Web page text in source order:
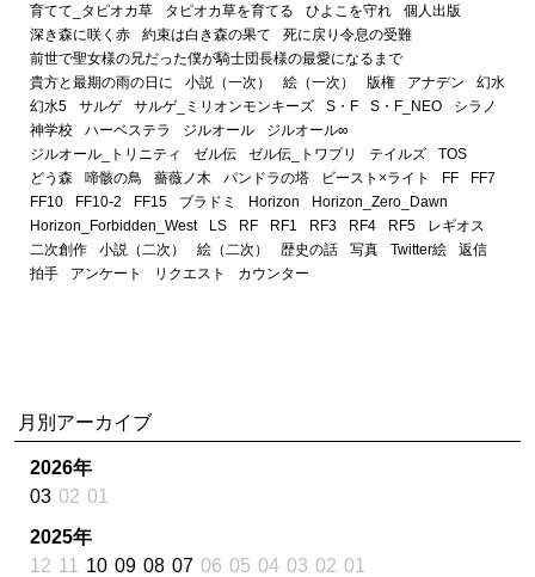
育てて_タピオカ草
タピオカ草を育てる ひよこを守れ
個人出版
深き森に咲く赤
約束は白き森の果て
死に戻り令息の受難
前世で聖女様の兄だった僕が騎士団長様の最愛になるまで
貴方と最期の雨の日に
小説（一次） 絵（一次） 版権 アナデン
幻水
幻水5
サルゲ サルゲ_ミリオンモンキーズ S・F S・F_NEO
シラノ
神学校
ハーベステラ ジルオール
ジルオール∞
ジルオール_トリニティ
ゼル伝 ゼル伝_トワプリ テイルズ
TOS
どう森
啼骸の鳥 薔薇ノ木 パンドラの塔 ビースト×ライト FF
FF7
FF10
FF10-2 FF15 ブラドミ Horizon
Horizon_Zero_Dawn
Horizon_Forbidden_West
LS RF RF1 RF3 RF4 RF5
レギオス
二次創作
小説（二次） 絵（二次） 歴史の話 写真 Twitter絵
返信
拍手
アンケート リクエスト カウンター
月別アーカイブ
2026年
03 02 01
2025年
12 11 10 09 08 07 06 05 04 03 02 01